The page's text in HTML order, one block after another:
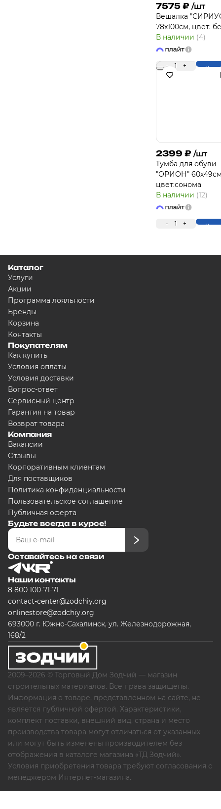
7575 ₽ /шт
Вешалка
78х100см, цвет:
В наличии (4)
- 1 +
2399 ₽ /шт
Тумба для обуви
"ОРИОН"
цвет:сонома
В наличии (12)
- 1 +
Каталог
Услуги
Акции
Программа лояльности
Бренды
Корзина
Контакты
Покупателям
Как купить
Условия оплаты
Условия доставки
Вопрос-ответ
Сервисный центр
Гарантия на товар
Возврат товара
Компания
Вакансии
Отзывы
Корпоративным клиентам
Для поставщиков
Политика конфиденциальности
Пользовательское соглашение
Публичная оферта
Будьте всегда в курсе!
Оставайтесь на связи
Наши контакты
8 800 100-71-71
contact-center@zodchiy.org
onlinestore@zodchiy.org
693000 г. Южно-Сахалинск, ул. Железнодорожная,
168/2
2009–2026 © Торговый Дом Зодчий — магазин
строительных материалов. Все права защищены.
Информация о товаре, представленном на сайте, не
является публичной офертой. Характеристики,
комплект поставки, внешний вид, страна и место
производства товара могут отличаться от указанных
или могут быть изменены производителем без
отображения в каталоге магазина «ТД Зодчий».
Условия приобретения товара требуют согласования с
менеджером Интернет-магазина.